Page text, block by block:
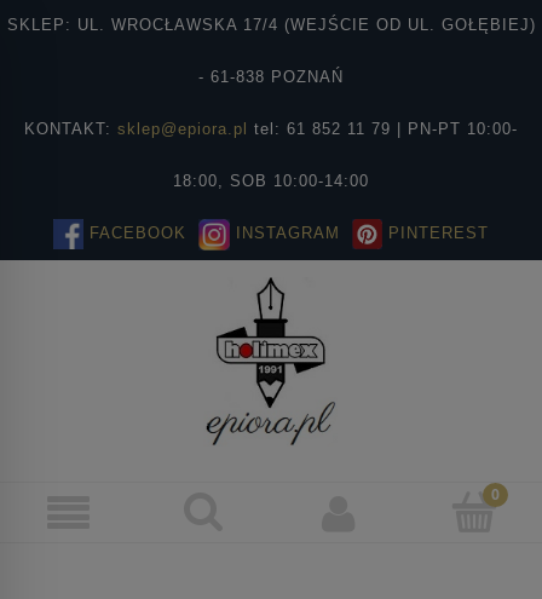
SKLEP: UL. WROCŁAWSKA 17/4 (WEJŚCIE OD UL. GOŁĘBIEJ)
- 61-838 POZNAŃ
KONTAKT: sklep@epiora.pl tel: 61 852 11 79 | PN-PT 10:00-
18:00, SOB 10:00-14:00
FACEBOOK INSTAGRAM PINTEREST